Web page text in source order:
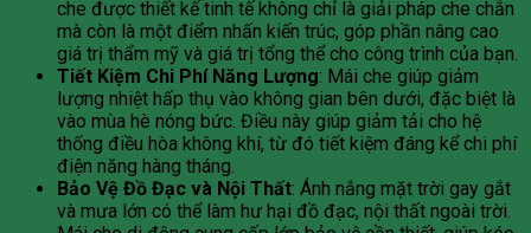
che được thiết kế tinh tế không chỉ là giải pháp che chắn
mà còn là một điểm nhấn kiến trúc, góp phần nâng cao
giá trị thẩm mỹ và giá trị tổng thể cho công trình của bạn.
Tiết Kiệm Chi Phí Năng Lượng: Mái che giúp giảm
lượng nhiệt hấp thụ vào không gian bên dưới, đặc biệt là
vào mùa hè nóng bức. Điều này giúp giảm tải cho hệ
thống điều hòa không khí, từ đó tiết kiệm đáng kể chi phí
điện năng hàng tháng.
Bảo Vệ Đồ Đạc và Nội Thất: Ánh nắng mặt trời gay gắt
và mưa lớn có thể làm hư hại đồ đạc, nội thất ngoài trời.